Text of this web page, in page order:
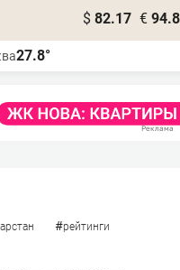
$ 82.17 €
27.8°
#рейтинги